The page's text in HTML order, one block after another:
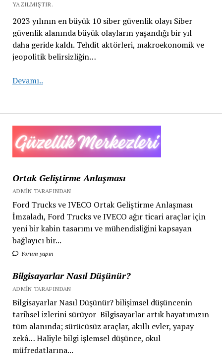
Ortak Geliştirme Anlaşması
ADMIN TARAFINDAN
Ford Trucks ve IVECO Ortak Geliştirme Anlaşması
İmzaladı, Ford Trucks ve IVECO ağır ticari araçlar için
yeni bir kabin tasarımı ve mühendisliğini kapsayan
bağlayıcı bir...
Yorum yapın
Bilgisayarlar Nasıl Düşünür?
ADMIN TARAFINDAN
Bilgisayarlar Nasıl Düşünür? bilişimsel düşüncenin
tarihsel izlerini sürüyor Bilgisayarlar artık hayatımızın
tüm alanında; sürücüsüz araçlar, akıllı evler, yapay
zekâ… Haliyle bilgi işlemsel düşünce, okul
müfredatlarına...
YAZILMIŞTIR.
2023 yılının en büyük 10 siber güvenlik olayı Siber
güvenlik alanında büyük olayların yaşandığı bir yıl
daha geride kaldı. Tehdit aktörleri, makroekonomik ve
jeopolitik belirsizliğin…
Devamı..2023
büyük
10
siber
güvenlik